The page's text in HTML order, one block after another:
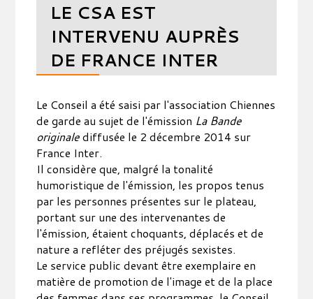
LE CSA EST
INTERVENU AUPRÈS
DE FRANCE INTER
Le Conseil a été saisi par l'association Chiennes
de garde au sujet de l'émission La Bande
originalediffusée le 2 décembre 2014 sur
France Inter.
Il considère que, malgré la tonalité
humoristique de l'émission, les propos tenus
par les personnes présentes sur le plateau,
portant sur une des intervenantes de
l'émission, étaient choquants, déplacés et de
nature a refléter des préjugés sexistes.
Le service public devant être exemplaire en
matière de promotion de l'image et de la place